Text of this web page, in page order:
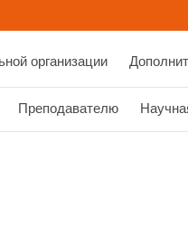
организации
Преподавателю